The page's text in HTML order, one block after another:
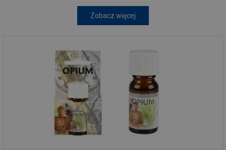
Zobacz więcej